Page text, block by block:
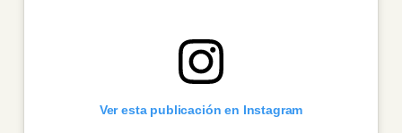
Ver esta publicación en Instagram